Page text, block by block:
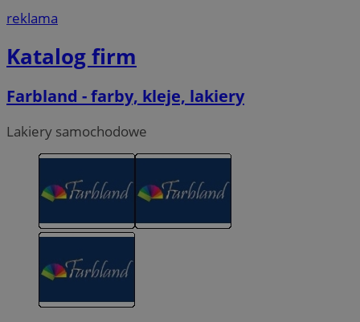
reklama
Katalog firm
Farbland - farby, kleje, lakiery
Lakiery samochodowe